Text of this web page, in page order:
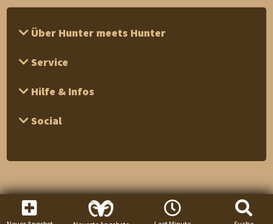
Über Hunter meets Hunter
Service
Hilfe & Infos
Social